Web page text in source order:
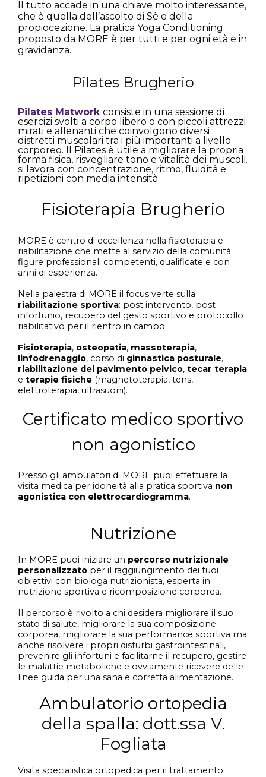
Il tutto accade in una chiave molto interessante,
che è quella dell’ascolto di Sè e della
propiocezione. La pratica Yoga Conditioning
proposto da MORE è per tutti e per ogni età e in
gravidanza.
Pilates Brugherio
Pilates Matwork consiste in una sessione di
esercizi svolti a corpo libero o con piccoli attrezzi
mirati e allenanti che coinvolgono diversi
distretti muscolari tra i più importanti a livello
corporeo. Il Pilates è utile a migliorare la propria
forma fisica, risvegliare tono e vitalità dei muscoli.
si lavora con concentrazione, ritmo, fluidità e
ripetizioni con media intensità.
Fisioterapia Brugherio
MORE è centro di eccellenza nella fisioterapia e
riabilitazione che mette al servizio della comunità
figure professionali competenti, qualificate e con
anni di esperienza.
Nella palestra di MORE il focus verte sulla
riabilitazione sportiva: post intervento, post
infortunio, recupero del gesto sportivo e protocollo
riabilitativo per il rientro in campo.
Fisioterapia, osteopatia, massoterapia,
linfodrenaggio, corso di ginnastica posturale,
riabilitazione del pavimento pelvico, tecar terapia
e terapie fisiche (magnetoterapia, tens,
elettroterapia, ultrasuoni).
Certificato medico sportivo
non agonistico
Presso gli ambulatori di MORE puoi effettuare la
visita medica per idoneità alla pratica sportiva non
agonistica con elettrocardiogramma.
Nutrizione
In MORE puoi iniziare un percorso nutrizionale
personalizzato per il raggiungimento dei tuoi
obiettivi con biologa nutrizionista, esperta in
nutrizione sportiva e ricomposizione corporea.
Il percorso è rivolto a chi desidera migliorare il suo
stato di salute, migliorare la sua composizione
corporea, migliorare la sua performance sportiva ma
anche risolvere i propri disturbi gastrointestinali,
prevenire gli infortuni e facilitarne il recupero, gestire
le malattie metaboliche e ovviamente ricevere delle
linee guida per una sana e corretta alimentazione.
Ambulatorio ortopedia
della spalla: dott.ssa V.
Fogliata
Visita specialistica ortopedica per il trattamento